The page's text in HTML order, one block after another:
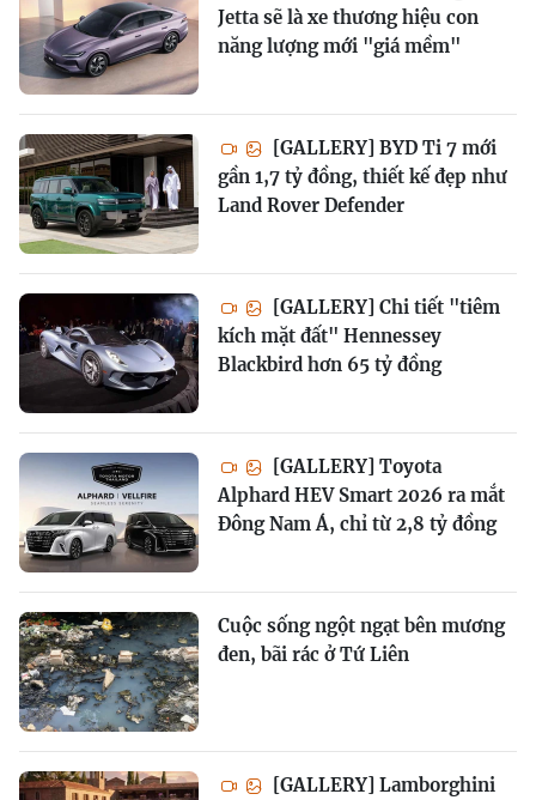
Jetta sẽ là xe thương hiệu con
năng lượng mới "giá mềm"
[GALLERY] BYD Ti 7 mới
gần 1,7 tỷ đồng, thiết kế đẹp như
Land Rover Defender
[GALLERY] Chi tiết "tiêm
kích mặt đất" Hennessey
Blackbird hơn 65 tỷ đồng
[GALLERY] Toyota
Alphard HEV Smart 2026 ra mắt
Đông Nam Á, chỉ từ 2,8 tỷ đồng
Cuộc sống ngột ngạt bên mương
đen, bãi rác ở Tứ Liên
[GALLERY] Lamborghini